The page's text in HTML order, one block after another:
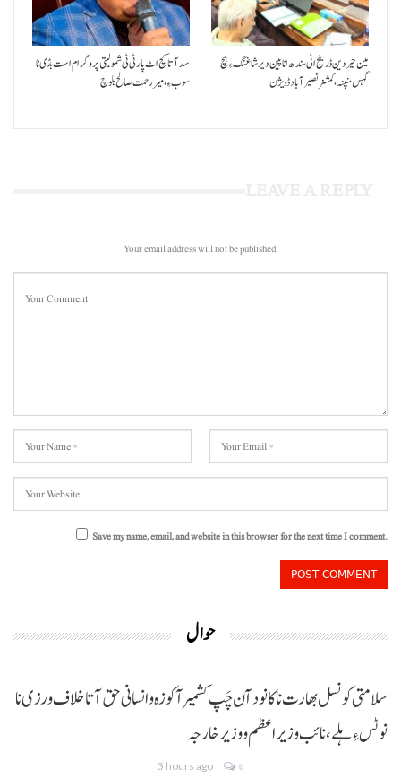
سد آتا کچ اٹ پارٹی ٹی شمولیتی پروگرام است بڈی نا
سوب ءِ،میر رحمت صالح بلوچ
مین حیردین ڈرینج اٹی سندھ انا پین دیر شاغنگ ءِ ہچ
گہس منپنہ،کمشنر نصیرآباد ڈویژن
Your email address will not be published.
Save my name, email, and website in this browser for the next time I comment.
حوال
سلامتی کونسل بھارت نا کانود آن چَپ کشمیر آ کوزہ و انسانی حق آتا خلاف ورزی نا
نوٹس ءِ ہلے،نائب وزیراعظم و وزیر خارجہ
3 hours ago 0